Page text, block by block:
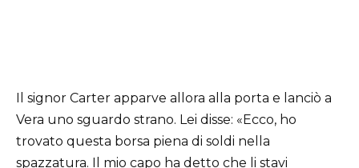
Il signor Carter apparve allora alla porta e lanciò a
Vera uno sguardo strano. Lei disse: «Ecco, ho
trovato questa borsa piena di soldi nella
spazzatura. Il mio capo ha detto che li stavi